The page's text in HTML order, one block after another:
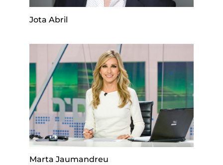
Jota Abril
Marta Jaumandreu